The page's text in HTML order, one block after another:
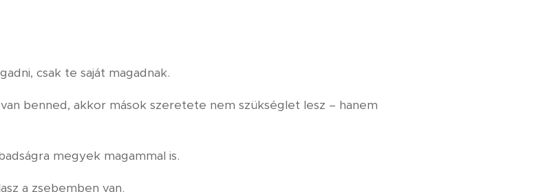
csak te saját magadnak.
benned, akkor mások szeretete nem szükséglet lesz – hanem
megyek magammal is.
a zsebemben van.